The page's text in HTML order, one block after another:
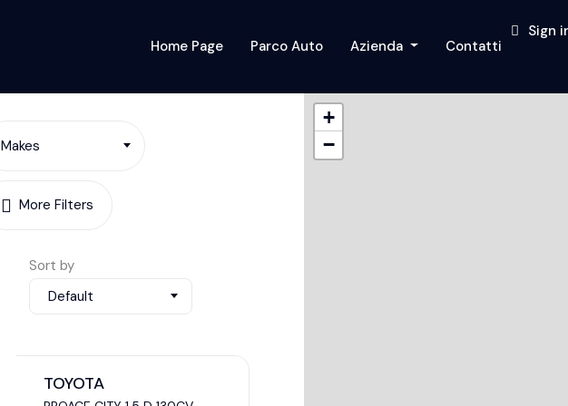
Home Page Parco Auto Azienda Contatti
Sign
Makes
More Filters
Sort by
Default
TOYOTA
+
−